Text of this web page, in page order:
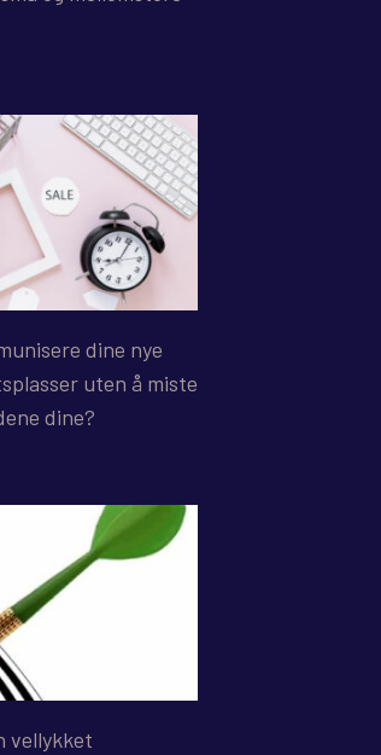
dine nye
uten å miste
dine?
vellykket